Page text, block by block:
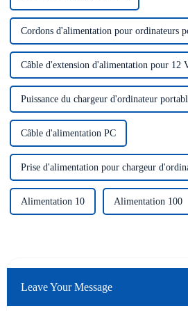
Cordons d'alimentation pour ordinateurs
Câble d'extension d'alimentation pour 12
Puissance du chargeur d'ordinateur
Câble d'alimentation PC
Prise d'alimentation pour chargeur
Alimentation 10 Alimentation 100
Leave Your Message